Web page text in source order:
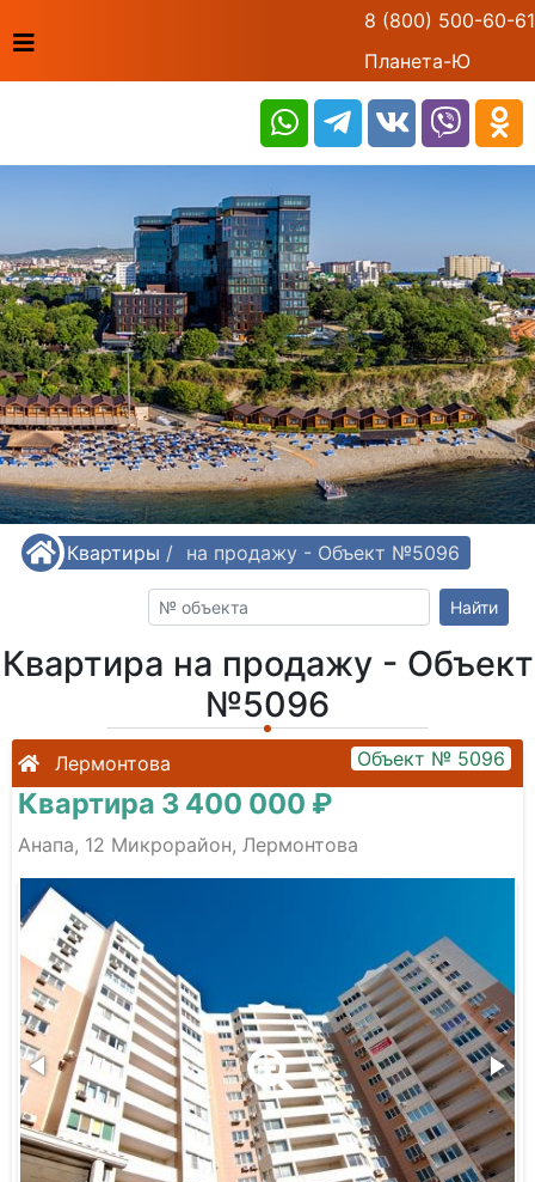
8 (800) 500-60-61
Планета-Ю
/ Квартиры /
Квартира на продажу - Объект №5096
Найти
Квартира на продажу - Объект
№5096
Лермонтова Объект № 5096
Квартира 3 400 000 ₽
Анапа, 12 Микрорайон, Лермонтова